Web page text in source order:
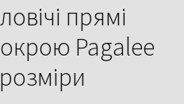
прямі
Pagalee